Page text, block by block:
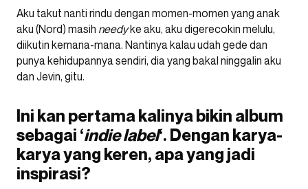
Aku takut nanti rindu dengan momen-momen yang anak
aku (Nord) masih needyke aku, aku digerecokin melulu,
diikutin kemana-mana. Nantinya kalau udah gede dan
punya kehidupannya sendiri, dia yang bakal ninggalin aku
dan Jevin, gitu.
Ini kan pertama kalinya bikin album
sebagai ‘indie label‘. Dengan karya-
karya yang keren, apa yang jadi
inspirasi?